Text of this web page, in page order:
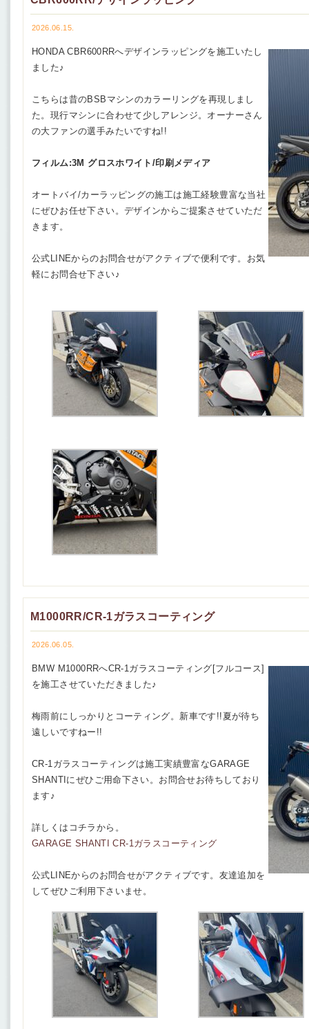
2026.06.15.
HONDA CBR600RRへデザインラッピングを施工いたし
ました♪
こちらは昔のBSBマシンのカラーリングを再現しまし
た。現行マシンに合わせて少しアレンジ。オーナーさん
の大ファンの選手みたいですね!!
フィルム:3M グロスホワイト/印刷メディア
オートバイ/カーラッピングの施工は施工経験豊富な当社
にぜひお任せ下さい。デザインからご提案させていただ
きます。
公式LINEからのお問合せがアクティブで便利です。お気
軽にお問合せ下さい♪
M1000RR/CR-1ガラスコーティング
2026.06.05.
BMW M1000RRへCR-1ガラスコーティング[フルコース]
を施工させていただきました♪
梅雨前にしっかりとコーティング。新車です!!夏が待ち
遠しいですねー!!
CR-1ガラスコーティングは施工実績豊富なGARAGE
SHANTIにぜひご用命下さい。お問合せお待ちしており
ます♪
詳しくはコチラから。
GARAGE SHANTI CR-1ガラスコーティング
公式LINEからのお問合せがアクティブです。友達追加を
してぜひご利用下さいませ。